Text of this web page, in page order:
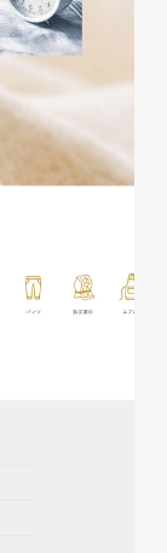
レル・ファッション